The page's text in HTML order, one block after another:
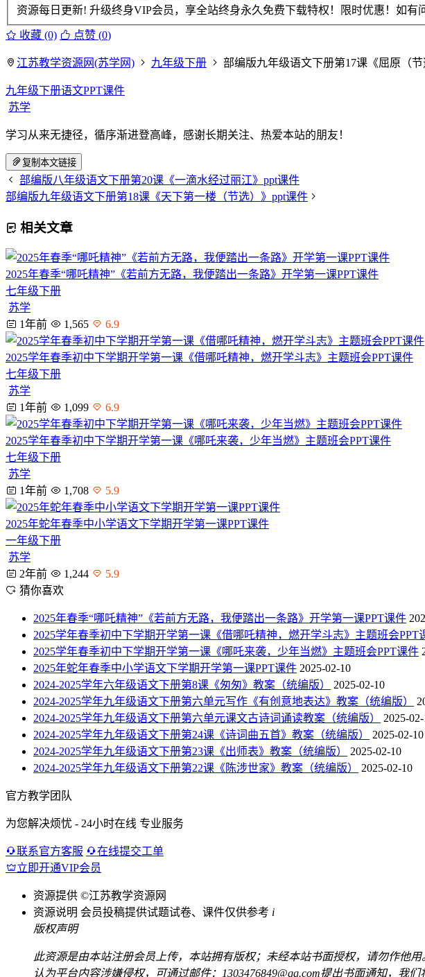
资源每日更新! 升级终身VIP会员，享全站终身永久免费下载特权！限时优惠！如有
收藏 (0) 点赞 (0)
江苏教学资源网(苏学网) 九年级下册 部编版九年级语文下册第17课《屈原（
九年级下册语文PPT课件
苏学
学习从来无捷径，循序渐进登高峰，感谢长期关注、热爱本站的朋友！
复制本文链接
部编版八年级语文下册第20课《一滴水经过丽江》ppt课件
部编版九年级语文下册第18课《天下第一楼（节选）》ppt课件
相关文章
2025年春季“哪吒精神”《若前方无路，我便踏出一条路》开学第一课PPT课件
七年级下册
苏学
1年前
1,565 6.9
2025学年春季初中下学期开学第一课《借哪吒精神，燃开学斗志》主题班会PPT课件
七年级下册
苏学
1年前
1,099 6.9
2025学年春季初中下学期开学第一课《哪吒来袭，少年当燃》主题班会PPT课件
七年级下册
苏学
1年前
1,708 5.9
2025年蛇年春季中小学语文下学期开学第一课PPT课件
一年级下册
苏学
2年前
1,244
5.9
猜你喜欢
2025年春季“哪吒精神”《若前方无路，我便踏出一条路》开学第一课PPT课件
2025学年春季初中下学期开学第一课《借哪吒精神，燃开学斗志》主题班会PPT
2025学年春季初中下学期开学第一课《哪吒来袭，少年当燃》主题班会PPT课件
2025年蛇年春季中小学语文下学期开学第一课PPT课件 2025-02-10
2024-2025学年六年级语文下册第8课《匆匆》教案（统编版）
2025-02-10
2024-2025学年九年级语文下册第六单元写作《有创意地表达》教案（统编版）
2024-2025学年九年级语文下册第六单元课文古诗词诵读教案（统编版）
2025-
2024-2025学年九年级语文下册第24课《诗词曲五首》教案（统编版）
2025-02-10
2024-2025学年九年级语文下册第23课《出师表》教案（统编版）
2025-02-10
2024-2025学年九年级语文下册第22课《陈涉世家》教案（统编版）
2025-02-10
官方教学团队
为您解决烦忧 - 24小时在线 专业服务
联系官方客服
在线提交工单
立即开通VIP会员
资源提供 ©江苏教学资源网
资源说明 会员投稿提供试题试卷、课件仅供参考 i
版权声明
此资源是由本站注册会员上传，本站拥有版权；未经本站书面授权，请勿作他
认为平台内容涉嫌侵权，可通过邮件：1303476849@qq.com提出书面通知，